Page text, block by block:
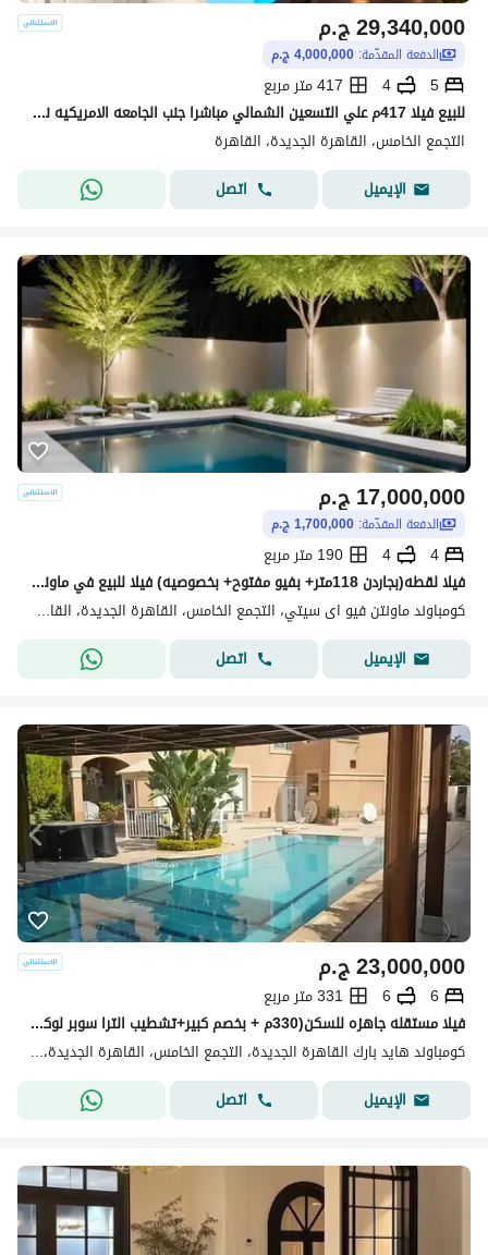
ج.م29,340,000
الدفعة المقدّمة: 4,000,000 ج.م
5
4
417 متر مربع
للبيع فيلا 417م علي التسعين الشمالي مباشرا جنب الجامعه الامريكيه نازل من سعرها النص
التجمع الخامس، القاهرة الجديدة، القاهرة
الإيميل
اتصل
ج.م17,000,000
الدفعة المقدّمة: 1,700,000 ج.م
4
4
190 متر مربع
فيلا لقطه(بجاردن 118متر+ بفيو مفتوح+ بخصوصيه) فيلا للبيع في ماونتن فيوMountain View creek New Cairo بالقرب من Mivida وHyde Park وPalm Hills New Cairo
كومباوند ماونتن فيو اى سيتي، التجمع الخامس، القاهرة الجديدة، القاهرة
الإيميل
اتصل
ج.م23,000,000
6
6
331 متر مربع
فيلا مستقله جاهزه للسكن(330م + بخصم كبير+تشطيب الترا سوبر لوكس)فيلا للبيع في هايد بارك التجمع الخامس القاهره الجديده Hyde park بجوارMivida&ماونتن فيو
كومباوند هايد بارك القاهرة الجديدة، التجمع الخامس، القاهرة الجديدة، القاهرة
الإيميل
اتصل